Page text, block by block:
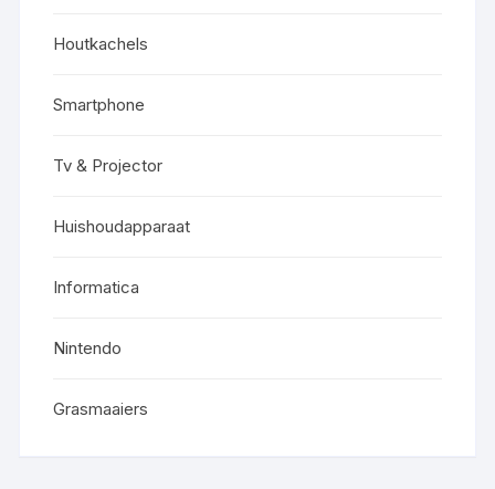
Houtkachels
Smartphone
Tv & Projector
Huishoudapparaat
Informatica
Nintendo
Grasmaaiers